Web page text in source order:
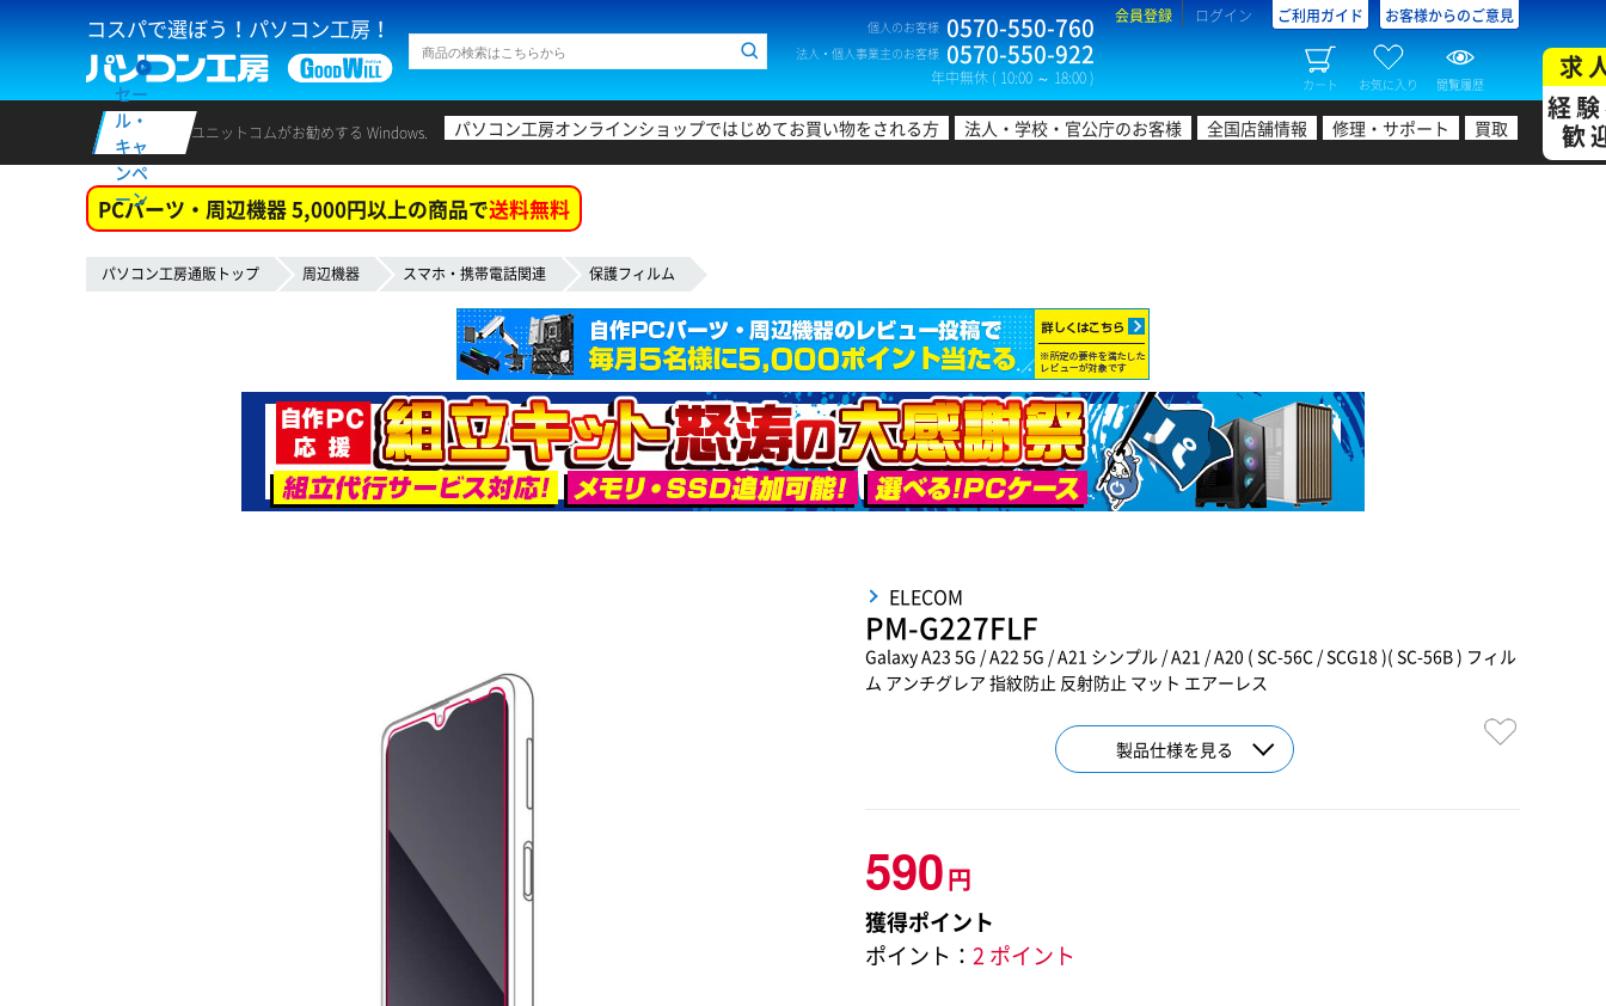
コスパで選ぼう！パソコン工房！ 個人のお客様 0570-550-760
法人・個人事業主のお客様 0570-550-922
年中無休 ( 10:00 ～ 18:00 )
会員登録 ログイン ご利用ガイド お客様からのご意見
カート お気に入り 閲覧履歴
セー
ル・
キャ
ンペ
ーン
ユニットコムがお勧めする Windows. パソコン工房オンラインショップではじめてお買い物をされる方 法人・学校・官公庁のお客様 全国店舗情報 修理・サポート 買取
求
経
歓
PCパーツ・周辺機器 5,000円以上の商品で送料無料
パソコン工房通販トップ 周辺機器 スマホ・携帯電話関連 保護フィルム
ELECOM
PM-G227FLF
Galaxy A23 5G / A22 5G / A21 シンプル / A21 / A20 ( SC-56C / SCG18 )( SC-56B ) フィル
ム アンチグレア 指紋防止 反射防止 マット エアーレス
製品仕様を見る
590円
獲得ポイント
ポイント： 2 ポイント